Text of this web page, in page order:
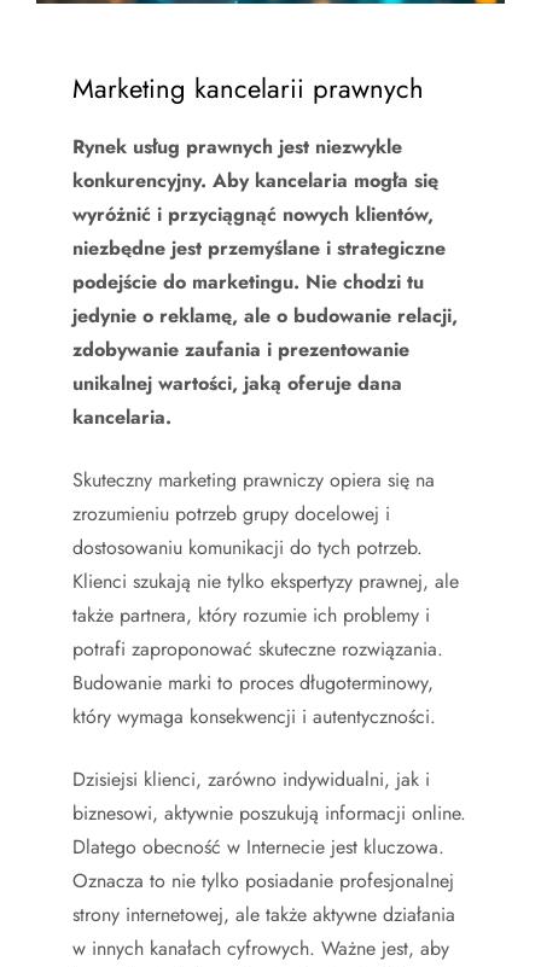
Marketing kancelarii prawnych
Rynek usług prawnych jest niezwykle
konkurencyjny. Aby kancelaria mogła się
wyróżnić i przyciągnąć nowych klientów,
niezbędne jest przemyślane i strategiczne
podejście do marketingu. Nie chodzi tu
jedynie o reklamę, ale o budowanie relacji,
zdobywanie zaufania i prezentowanie
unikalnej wartości, jaką oferuje dana
kancelaria.
Skuteczny marketing prawniczy opiera się na
zrozumieniu potrzeb grupy docelowej i
dostosowaniu komunikacji do tych potrzeb.
Klienci szukają nie tylko ekspertyzy prawnej, ale
także partnera, który rozumie ich problemy i
potrafi zaproponować skuteczne rozwiązania.
Budowanie marki to proces długoterminowy,
który wymaga konsekwencji i autentyczności.
Dzisiejsi klienci, zarówno indywidualni, jak i
biznesowi, aktywnie poszukują informacji online.
Dlatego obecność w Internecie jest kluczowa.
Oznacza to nie tylko posiadanie profesjonalnej
strony internetowej, ale także aktywne działania
w innych kanałach cyfrowych. Ważne jest, aby